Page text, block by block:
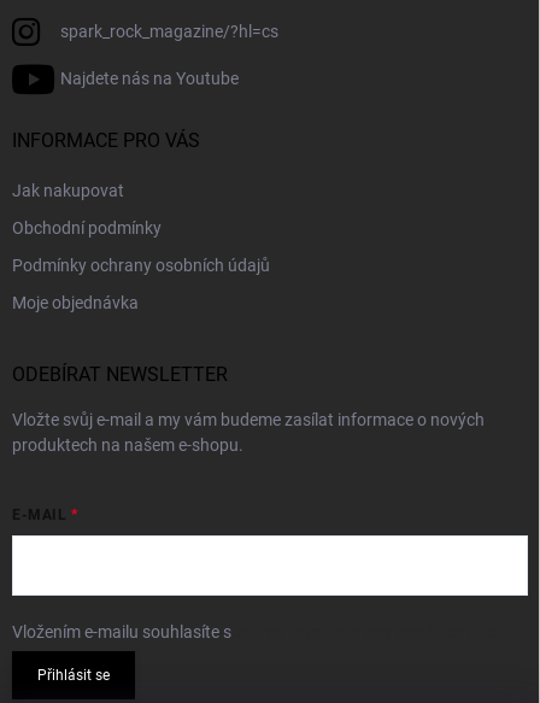
spark_rock_magazine/?hl=cs
Najdete nás na Youtube
INFORMACE PRO VÁS
Jak nakupovat
Obchodní podmínky
Podmínky ochrany osobních údajů
Moje objednávka
ODEBÍRAT NEWSLETTER
Vložte svůj e-mail a my vám budeme zasílat informace o nových
produktech na našem e-shopu.
E-MAIL
Vložením e-mailu souhlasíte s
Přihlásit se